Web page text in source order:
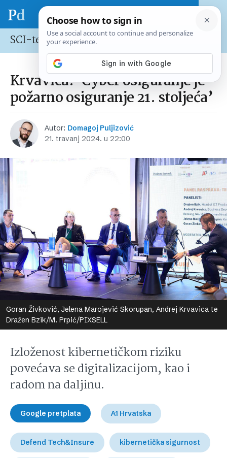
SCI-tech
Krvavica: ‘Cyber osiguranje je
požarno osiguranje 21. stoljeća’
Autor: Domagoj Puljizović
21. travanj 2024. u 22:00
Goran Živković, Jelena Marojević Skorupan, Andrej Krvavica te
Dražen Bzik/M. Prpić/PIXSELL
Izloženost kibernetičkom riziku
povećava se digitalizacijom, kao i
radom na daljinu.
Google pretplata A1 Hrvatska
Defend Tech&Insure kibernetička sigurnost